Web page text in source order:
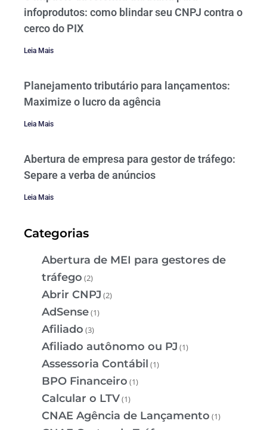
infoprodutos: como blindar seu CNPJ contra o
cerco do PIX
Leia Mais
Planejamento tributário para lançamentos:
Maximize o lucro da agência
Leia Mais
Abertura de empresa para gestor de tráfego:
Separe a verba de anúncios
Leia Mais
Categorias
Abertura de MEI para gestores de
tráfego (2)
Abrir CNPJ (2)
AdSense(1)
Afiliado (3)
Afiliado autônomo ou PJ (1)
Assessoria Contábil (1)
BPO Financeiro (1)
Calcular o LTV(1)
CNAE Agência de Lançamento (1)